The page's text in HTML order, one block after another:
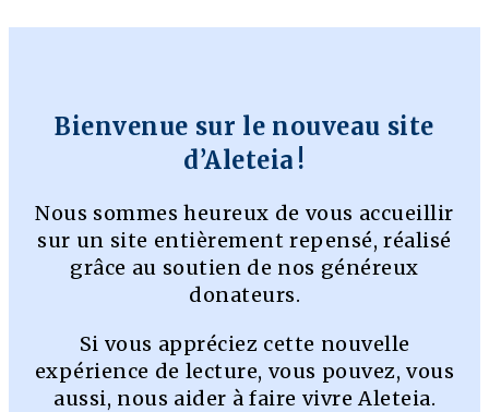
Bienvenue sur le nouveau site
d’Aleteia !
Nous sommes heureux de vous accueillir
sur un site entièrement repensé, réalisé
grâce au soutien de nos généreux
donateurs.
Si vous appréciez cette nouvelle
expérience de lecture, vous pouvez, vous
aussi, nous aider à faire vivre Aleteia.